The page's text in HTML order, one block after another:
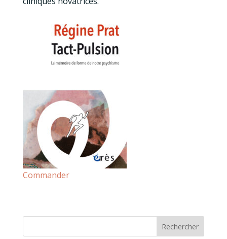
Commander
Rechercher